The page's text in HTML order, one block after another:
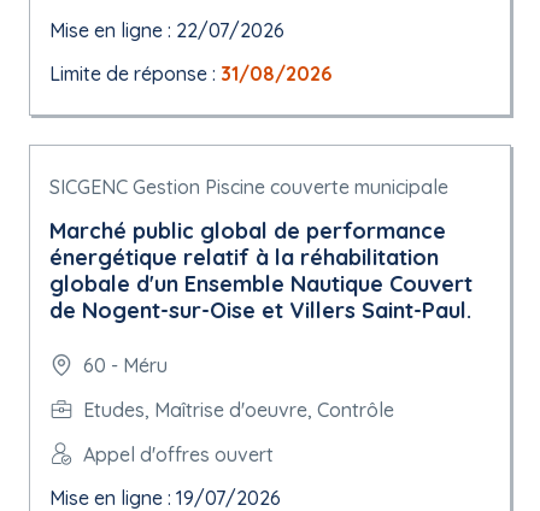
Mise en ligne : 22/07/2026
Limite de réponse : 31/08/2026
SICGENC Gestion Piscine couverte municipale
Marché public global de performance
énergétique relatif à la réhabilitation
globale d'un Ensemble Nautique Couvert
de Nogent-sur-Oise et Villers Saint-Paul.
60 - Méru
Etudes, Maîtrise d'oeuvre, Contrôle
Appel d'offres ouvert
Mise en ligne : 19/07/2026